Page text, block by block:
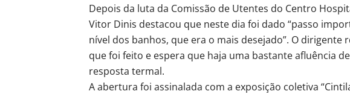
Depois da luta da Comissão de Utentes do Centro
Vitor Dinis destacou que neste dia foi dado “passo
nível dos banhos, que era o mais desejado”. O
que foi feito e espera que haja uma bastante afluência
resposta termal.
A abertura foi assinalada com a exposição coletiva